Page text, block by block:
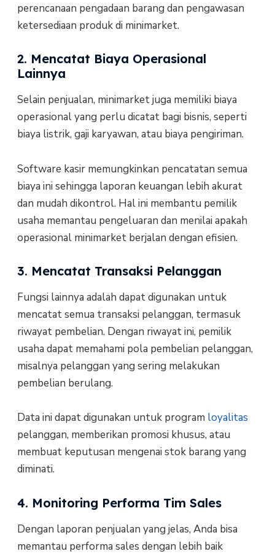
perencanaan pengadaan barang dan pengawasan
ketersediaan produk di minimarket.
2. Mencatat Biaya Operasional
Lainnya
Selain penjualan, minimarket juga memiliki biaya
operasional yang perlu dicatat bagi bisnis, seperti
biaya listrik, gaji karyawan, atau biaya pengiriman.
Software kasir memungkinkan pencatatan semua
biaya ini sehingga laporan keuangan lebih akurat
dan mudah dikontrol. Hal ini membantu pemilik
usaha memantau pengeluaran dan menilai apakah
operasional minimarket berjalan dengan efisien.
3. Mencatat Transaksi Pelanggan
Fungsi lainnya adalah dapat digunakan untuk
mencatat semua transaksi pelanggan, termasuk
riwayat pembelian. Dengan riwayat ini, pemilik
usaha dapat memahami pola pembelian pelanggan,
misalnya pelanggan yang sering melakukan
pembelian berulang.
Data ini dapat digunakan untuk program loyalitas
pelanggan, memberikan promosi khusus, atau
membuat keputusan mengenai stok barang yang
diminati.
4. Monitoring Performa Tim Sales
Dengan laporan penjualan yang jelas, Anda bisa
memantau performa sales dengan lebih baik